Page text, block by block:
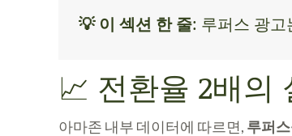
💡 이 섹션 한 줄: 루퍼스 광고
📈 전환율 2배의
아마존 내부 데이터에 따르면, 루퍼